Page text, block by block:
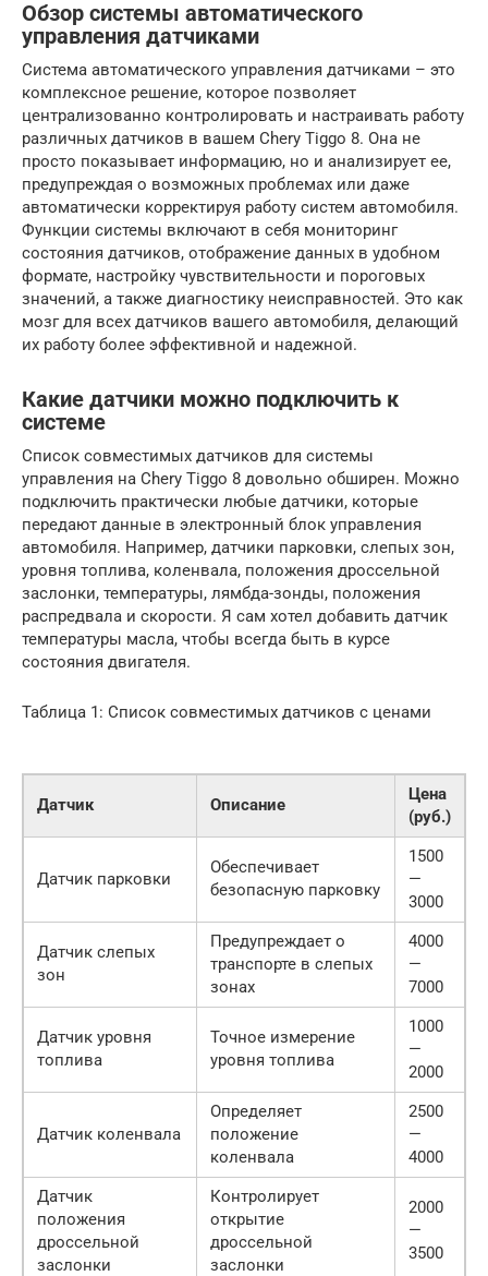
Обзор системы автоматического
управления датчиками
Система автоматического управления датчиками – это
комплексное решение, которое позволяет
централизованно контролировать и настраивать работу
различных датчиков в вашем Chery Tiggo 8. Она не
просто показывает информацию, но и анализирует ее,
предупреждая о возможных проблемах или даже
автоматически корректируя работу систем автомобиля.
Функции системы включают в себя мониторинг
состояния датчиков, отображение данных в удобном
формате, настройку чувствительности и пороговых
значений, а также диагностику неисправностей. Это как
мозг для всех датчиков вашего автомобиля, делающий
их работу более эффективной и надежной.
Какие датчики можно подключить к
системе
Список совместимых датчиков для системы
управления на Chery Tiggo 8 довольно обширен. Можно
подключить практически любые датчики, которые
передают данные в электронный блок управления
автомобиля. Например, датчики парковки, слепых зон,
уровня топлива, коленвала, положения дроссельной
заслонки, температуры, лямбда-зонды, положения
распредвала и скорости. Я сам хотел добавить датчик
температуры масла, чтобы всегда быть в курсе
состояния двигателя.
Таблица 1: Список совместимых датчиков с ценами
Датчик Описание
Цена
(руб.)
Датчик парковки
Обеспечивает
безопасную парковку
1500
—
3000
Датчик слепых
зон
Предупреждает о
транспорте в слепых
зонах
4000
—
7000
Датчик уровня
топлива
Точное измерение
уровня топлива
1000
—
2000
Датчик коленвала
Определяет
положение
коленвала
2500
—
4000
Датчик
положения
дроссельной
заслонки
Контролирует
открытие
дроссельной
заслонки
2000
—
3500